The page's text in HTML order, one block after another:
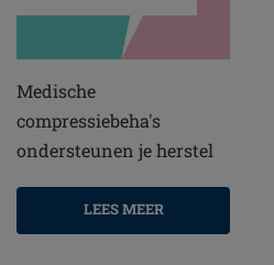
Medische
compressiebeha's
ondersteunen je herstel
LEES MEER